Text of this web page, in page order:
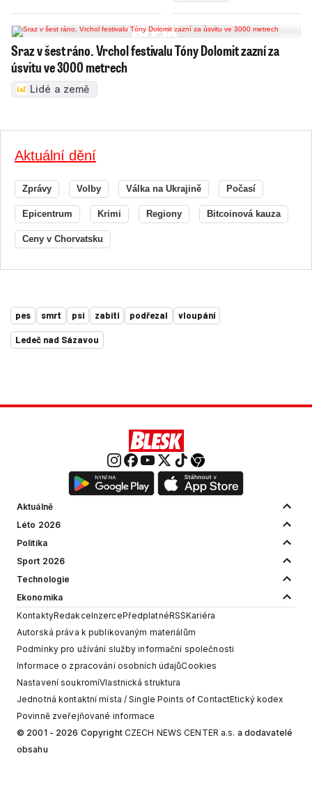
Sraz v šest ráno. Vrchol festivalu Tóny Dolomit zazní za
úsvitu ve 3000 metrech
Lidé a země
Aktuální dění
Zprávy Volby Válka na Ukrajině Počasí
Epicentrum Krimi Regiony Bitcoinová kauza
Ceny v Chorvatsku
pes smrt psi zabití podřezal vloupání
Ledeč nad Sázavou
Aktuálně
Léto 2026
Politika
Sport 2026
Technologie
Ekonomika
KontaktyRedakceInzercePředplatnéRSSKariéra
Autorská práva k publikovaným materiálům
Podmínky pro užívání služby informační společnosti
Informace o zpracování osobních údajůCookies
Nastavení soukromíVlastnická struktura
Jednotná kontaktní místa / Single Points of ContactEtický kodex
Povinně zveřejňované informace
© 2001 - 2026 Copyright CZECH NEWS CENTER a.s. a dodavatelé
obsahu